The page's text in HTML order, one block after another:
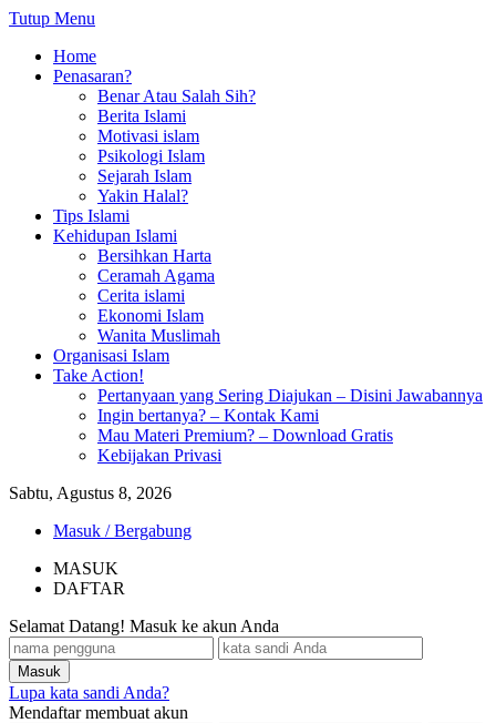
Tutup Menu
Home
Penasaran?
Benar Atau Salah Sih?
Berita Islami
Motivasi islam
Psikologi Islam
Sejarah Islam
Yakin Halal?
Tips Islami
Kehidupan Islami
Bersihkan Harta
Ceramah Agama
Cerita islami
Ekonomi Islam
Wanita Muslimah
Organisasi Islam
Take Action!
Pertanyaan yang Sering Diajukan – Disini Jawabannya
Ingin bertanya? – Kontak Kami
Mau Materi Premium? – Download Gratis
Kebijakan Privasi
Sabtu, Agustus 8, 2026
Masuk / Bergabung
MASUK
DAFTAR
Selamat Datang! Masuk ke akun Anda
Lupa kata sandi Anda?
Mendaftar membuat akun